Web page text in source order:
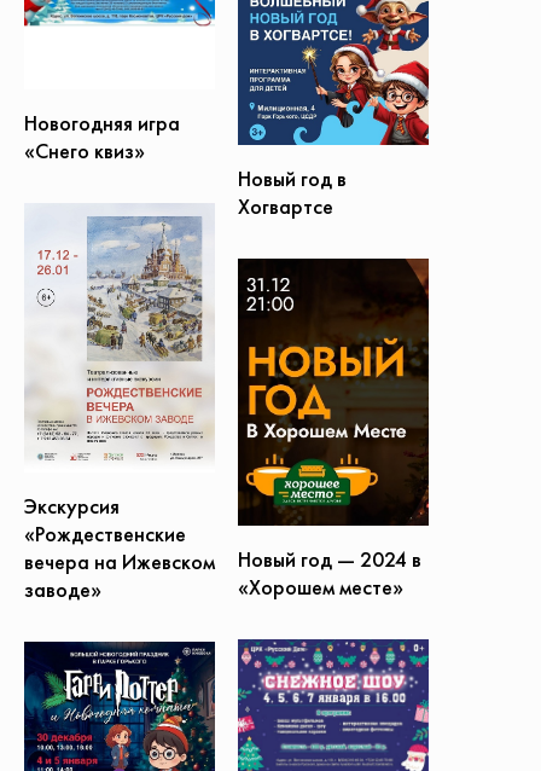
Новогодняя игра
«Снего квиз»
Новый год в
Хогвартсе
Экскурсия
«Рождественские
вечера на Ижевском
заводе»
Новый год — 2024 в
«Хорошем месте»